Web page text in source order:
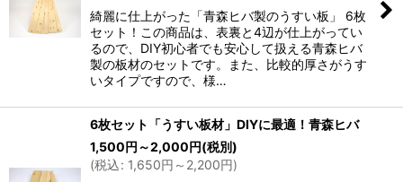
綺麗に仕上がった「青森ヒバ製のうすい板」 6枚
セット！この商品は、表裏と4辺が仕上がってい
るので、DIY初心者でも安心して扱える青森ヒバ
製の板材のセットです。また、比較的厚さがうす
いタイプですので、様…
6枚セット「うすい板材」DIYに最適！青森ヒバ
1,500円 ～2,000円(税別)
(税込: 1,650円 ～2,200円)